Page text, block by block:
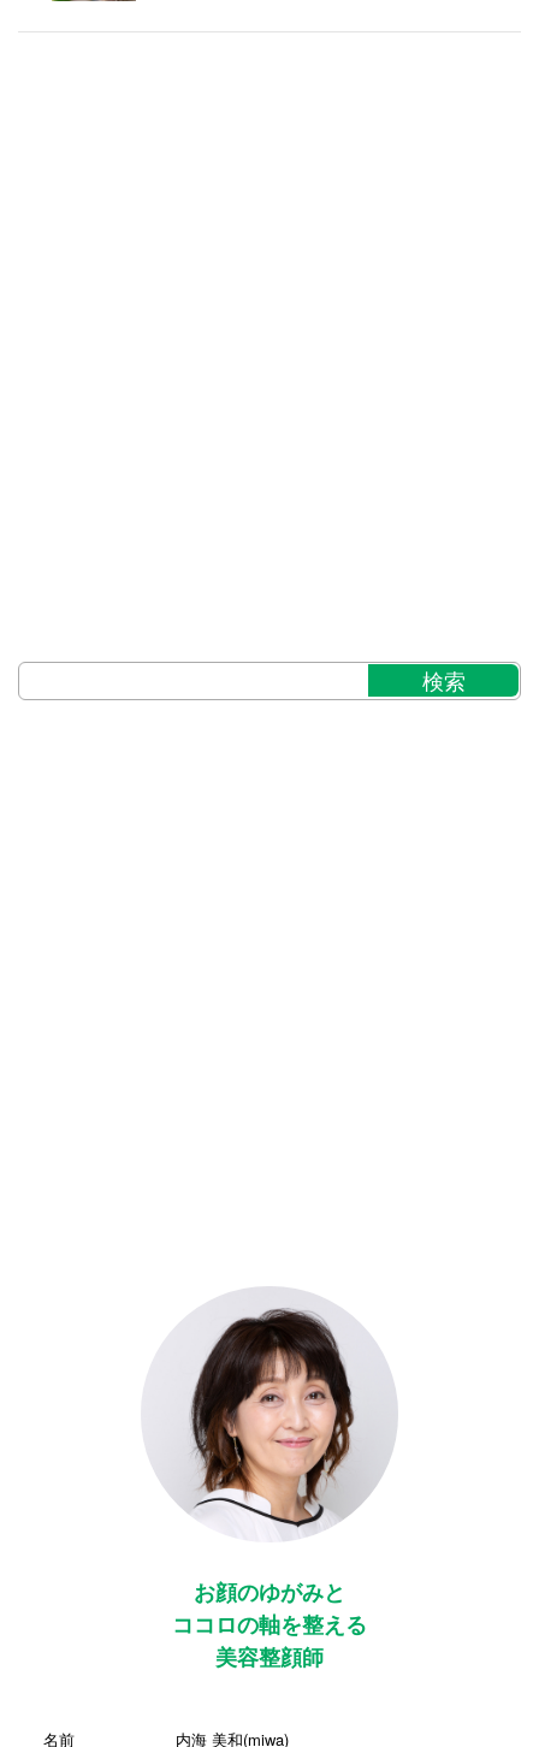
お顔のゆがみと
ココロの軸を整える
美容整顔師
名前 内海 美和(miwa)